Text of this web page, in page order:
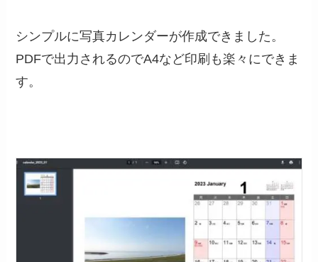
シンプルに写真カレンダーが作成できました。
PDFで出力されるのでA4など印刷も楽々にできま
す。